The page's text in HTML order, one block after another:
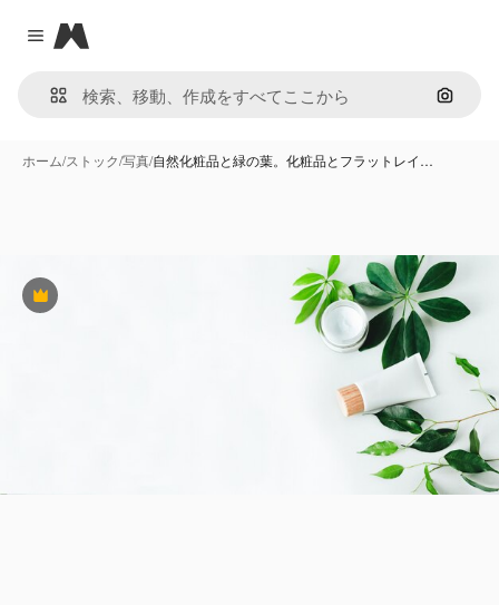
Close menu
Magnific
画像で
ホーム/ストック/写真/自然化粧品と緑の葉。化粧品とフラットレイ…
Premium